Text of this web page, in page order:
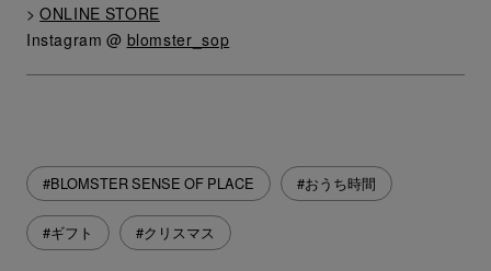
>ONLINE STORE
Instagram @ blomster_sop
#BLOMSTER SENSE OF PLACE #おうち時間
#ギフト #クリスマス